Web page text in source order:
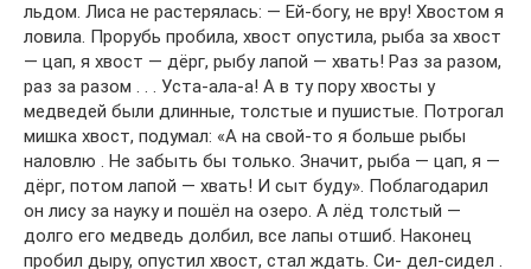
льдом. Лиса не растерялась: — Ей-богу, не вру! Хвостом я
ловила. Прорубь пробила, хвост опустила, рыба за хвост
— цап, я хвост — дёрг, рыбу лапой — хвать! Раз за разом,
раз за разом . . . Уста-ала-а! А в ту пору хвосты у
медведей были длинные, толстые и пушистые. Потрогал
мишка хвост, подумал: «А на свой-то я больше рыбы
наловлю . Не забыть бы только. Значит, рыба — цап, я —
дёрг, потом лапой — хвать! И сыт буду». Поблагодарил
он лису за науку и пошёл на озеро. А лёд толстый —
долго его медведь долбил, все лапы отшиб. Наконец
пробил дыру, опустил хвост, стал ждать. Си- дел-сидел .